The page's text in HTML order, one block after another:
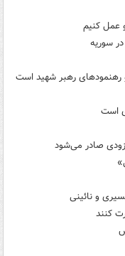
عمل کنیم
سوریه
رهنمودهای رهبر شهید است
است
زودی صادر می‌شود
و نائینی
کنند